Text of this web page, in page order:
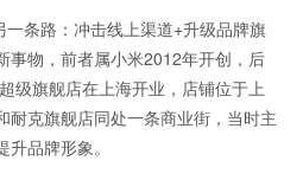
条路：冲击线上渠道+升级品牌旗
事物，前者属小米2012年开创，后
级旗舰店在上海开业，店铺位于上
耐克旗舰店同处一条商业街，当时主
品牌形象。